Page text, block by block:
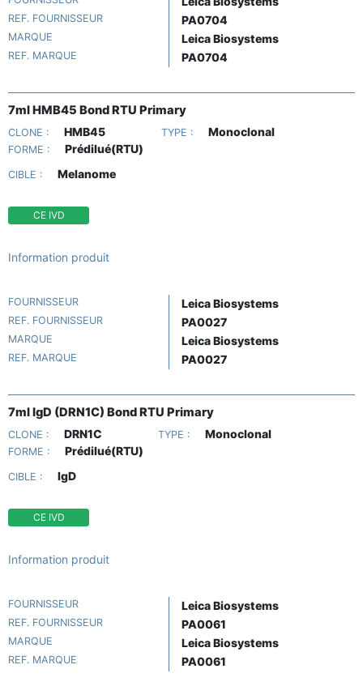
REF. FOURNISSEUR PA0704
MARQUE Leica Biosystems
REF. MARQUE PA0704
7ml HMB45 Bond RTU Primary
CLONE : HMB45 TYPE : Monoclonal
FORME : Prédilué(RTU)
CIBLE : Melanome
CE IVD
Information produit
FOURNISSEUR Leica Biosystems
REF. FOURNISSEUR PA0027
MARQUE Leica Biosystems
REF. MARQUE PA0027
7ml IgD (DRN1C) Bond RTU Primary
CLONE : DRN1C TYPE : Monoclonal
FORME : Prédilué(RTU)
CIBLE : IgD
CE IVD
Information produit
FOURNISSEUR Leica Biosystems
REF. FOURNISSEUR PA0061
MARQUE Leica Biosystems
REF. MARQUE PA0061